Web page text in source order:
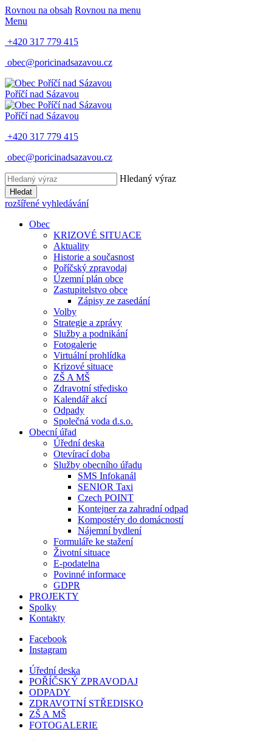
Rovnou na obsah Rovnou na menu
Menu
+420 317 779 415
obec@poricinadsazavou.cz
Poříčí nad Sázavou
Poříčí nad Sázavou
+420 317 779 415
obec@poricinadsazavou.cz
Hledaný výraz
Hledat
rozšířené vyhledávání
Obec
KRIZOVÉ SITUACE
Aktuality
Historie a současnost
Poříčský zpravodaj
Územní plán obce
Zastupitelstvo obce
Zápisy ze zasedání
Volby
Strategie a zprávy
Služby a podnikání
Fotogalerie
Virtuální prohlídka
Krizové situace
ZŠ A MŠ
Zdravotní středisko
Kalendář akcí
Odpady
Společná voda d.s.o.
Obecní úřad
Úřední deska
Otevírací doba
Služby obecního úřadu
SMS Infokanál
SENIOR Taxi
Czech POINT
Kontejner za zahradní odpad
Kompostéry do domácností
Nájemní bydlení
Formuláře ke stažení
Životní situace
E-podatelna
Povinné informace
GDPR
PROJEKTY
Spolky
Kontakty
Facebook
Instagram
Úřední deska
POŘÍČSKÝ ZPRAVODAJ
ODPADY
ZDRAVOTNÍ STŘEDISKO
ZŠ A MŠ
FOTOGALERIE